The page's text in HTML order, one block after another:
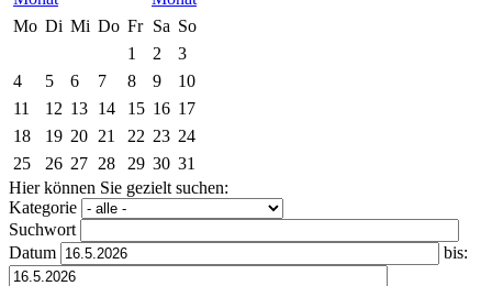
Mo Di Mi Do Fr Sa So
1
2
3
4
5 6 7 8 9
10
11
12 13 14 15 16 17
18
19 20 21 22 23 24
25
26 27 28 29 30 31
Hier können Sie gezielt suchen:
Kategorie
Suchwort
Datum
bis: